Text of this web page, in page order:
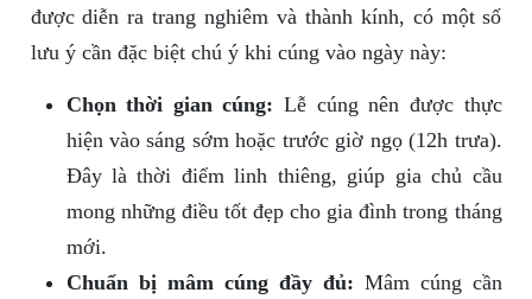
được diễn ra trang nghiêm và thành kính, có một số
lưu ý cần đặc biệt chú ý khi cúng vào ngày này:
Chọn thời gian cúng: Lễ cúng nên được thực
hiện vào sáng sớm hoặc trước giờ ngọ (12h trưa).
Đây là thời điểm linh thiêng, giúp gia chủ cầu
mong những điều tốt đẹp cho gia đình trong tháng
mới.
Chuẩn bị mâm cúng đầy đủ: Mâm cúng cần